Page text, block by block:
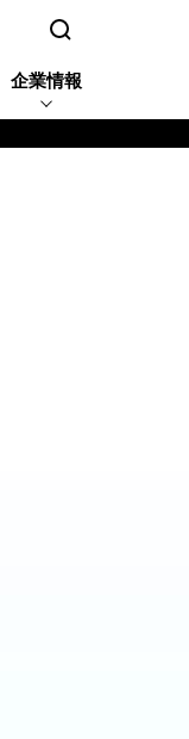
検索窓を開く
企業情報